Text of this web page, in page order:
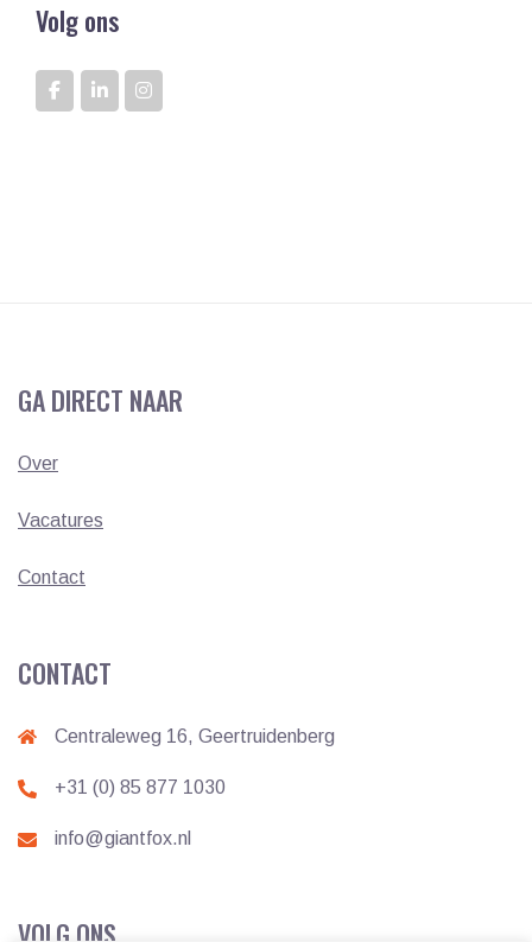
Volg ons
GA DIRECT NAAR
Over
Vacatures
Contact
CONTACT
Centraleweg 16, Geertruidenberg
+31 (0) 85 877 1030
info@giantfox.nl
VOLG ONS